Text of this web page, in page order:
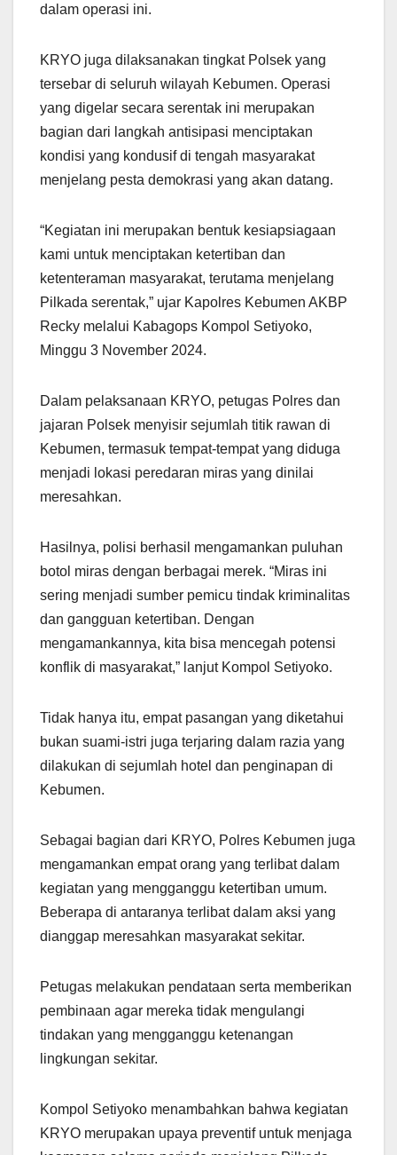
dalam operasi ini.
KRYO juga dilaksanakan tingkat Polsek yang
tersebar di seluruh wilayah Kebumen. Operasi
yang digelar secara serentak ini merupakan
bagian dari langkah antisipasi menciptakan
kondisi yang kondusif di tengah masyarakat
menjelang pesta demokrasi yang akan datang.
“Kegiatan ini merupakan bentuk kesiapsiagaan
kami untuk menciptakan ketertiban dan
ketenteraman masyarakat, terutama menjelang
Pilkada serentak,” ujar Kapolres Kebumen AKBP
Recky melalui Kabagops Kompol Setiyoko,
Minggu 3 November 2024.
Dalam pelaksanaan KRYO, petugas Polres dan
jajaran Polsek menyisir sejumlah titik rawan di
Kebumen, termasuk tempat-tempat yang diduga
menjadi lokasi peredaran miras yang dinilai
meresahkan.
Hasilnya, polisi berhasil mengamankan puluhan
botol miras dengan berbagai merek. “Miras ini
sering menjadi sumber pemicu tindak kriminalitas
dan gangguan ketertiban. Dengan
mengamankannya, kita bisa mencegah potensi
konflik di masyarakat,” lanjut Kompol Setiyoko.
Tidak hanya itu, empat pasangan yang diketahui
bukan suami-istri juga terjaring dalam razia yang
dilakukan di sejumlah hotel dan penginapan di
Kebumen.
Sebagai bagian dari KRYO, Polres Kebumen juga
mengamankan empat orang yang terlibat dalam
kegiatan yang mengganggu ketertiban umum.
Beberapa di antaranya terlibat dalam aksi yang
dianggap meresahkan masyarakat sekitar.
Petugas melakukan pendataan serta memberikan
pembinaan agar mereka tidak mengulangi
tindakan yang mengganggu ketenangan
lingkungan sekitar.
Kompol Setiyoko menambahkan bahwa kegiatan
KRYO merupakan upaya preventif untuk menjaga